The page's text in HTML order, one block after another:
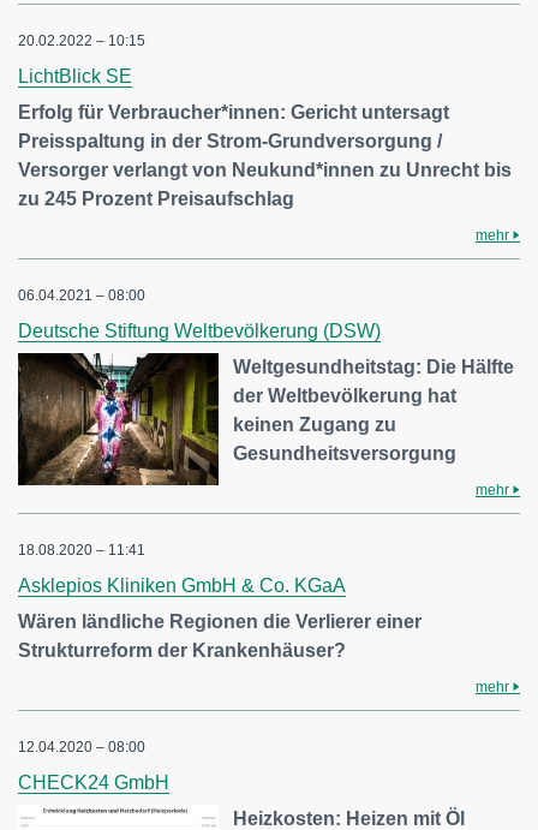
20.02.2022 – 10:15
LichtBlick SE
Erfolg für Verbraucher*innen: Gericht untersagt
Preisspaltung in der Strom-Grundversorgung /
Versorger verlangt von Neukund*innen zu Unrecht bis
zu 245 Prozent Preisaufschlag
mehr
06.04.2021 – 08:00
Deutsche Stiftung Weltbevölkerung (DSW)
Weltgesundheitstag: Die Hälfte
der Weltbevölkerung hat
keinen Zugang zu
Gesundheitsversorgung
mehr
18.08.2020 – 11:41
Asklepios Kliniken GmbH & Co. KGaA
Wären ländliche Regionen die Verlierer einer
Strukturreform der Krankenhäuser?
mehr
12.04.2020 – 08:00
CHECK24 GmbH
Heizkosten: Heizen mit Öl